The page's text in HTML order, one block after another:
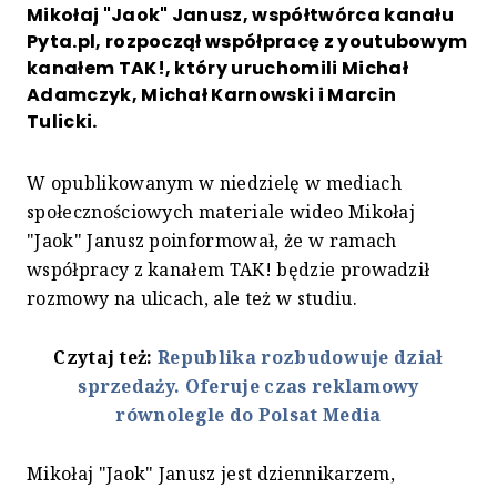
Mikołaj "Jaok" Janusz, współtwórca kanału
Pyta.pl, rozpoczął współpracę z youtubowym
kanałem TAK!, który uruchomili Michał
Adamczyk, Michał Karnowski i Marcin
Tulicki.
W opublikowanym w niedzielę w mediach
społecznościowych materiale wideo Mikołaj
"Jaok" Janusz poinformował, że w ramach
współpracy z kanałem TAK! będzie prowadził
rozmowy na ulicach, ale też w studiu.
Czytaj też:Republika rozbudowuje dział
sprzedaży. Oferuje czas reklamowy
równolegle do Polsat Media
Mikołaj "Jaok" Janusz jest dziennikarzem,